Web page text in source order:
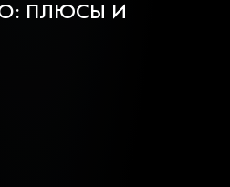
Mazda
ПЛЮСЫ И